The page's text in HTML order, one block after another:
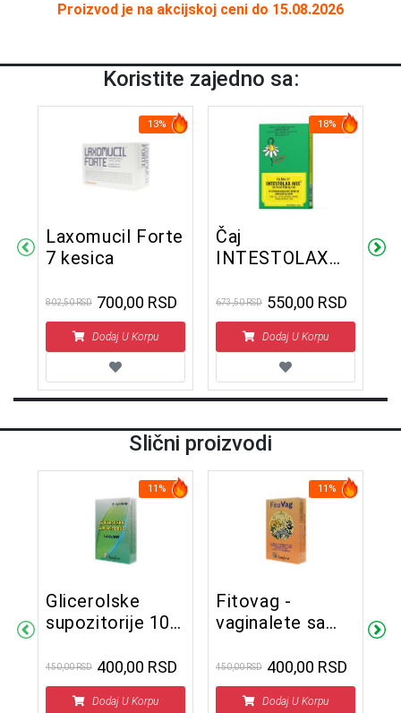
Proizvod je na akcijskoj ceni do 15.08.2026
Koristite zajedno sa:
13%
Laxomucil Forte
7 kesica
802,50 RSD 700,00 RSD
Dodaj U Korpu
18%
Čaj
INTESTOLAX
27) 100 g
673,50 RSD 550,00 RSD
Dodaj U Korpu
Slični proizvodi
11%
Glicerolske
supozitorije 10
450,00 RSD 400,00 RSD
Dodaj U Korpu
11%
Fitovag -
vaginalete sa
lekovitog bilja
10 komada
450,00 RSD 400,00 RSD
Dodaj U Korpu